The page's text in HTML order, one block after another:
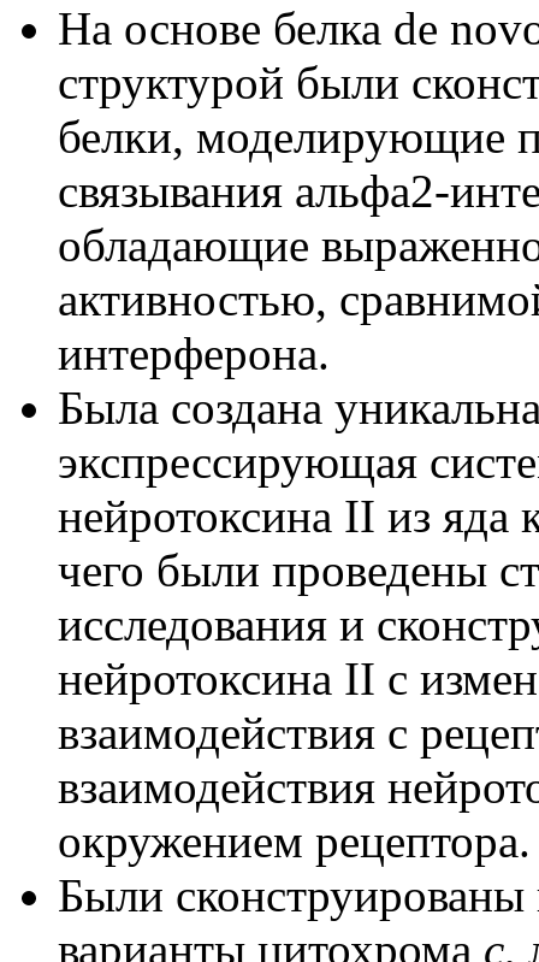
На основе белка de
структурой были
белки, моделирующие
связывания aльфа2-
обладающие
активностью,
интерферона.
Была создана
экспрессирующая
нейротоксина II из яда
чего были проведены
исследования и
нейротоксина II c
взаимодействия с
взаимодействия
окружением рецептора.
Были
варианты цитохрома с,